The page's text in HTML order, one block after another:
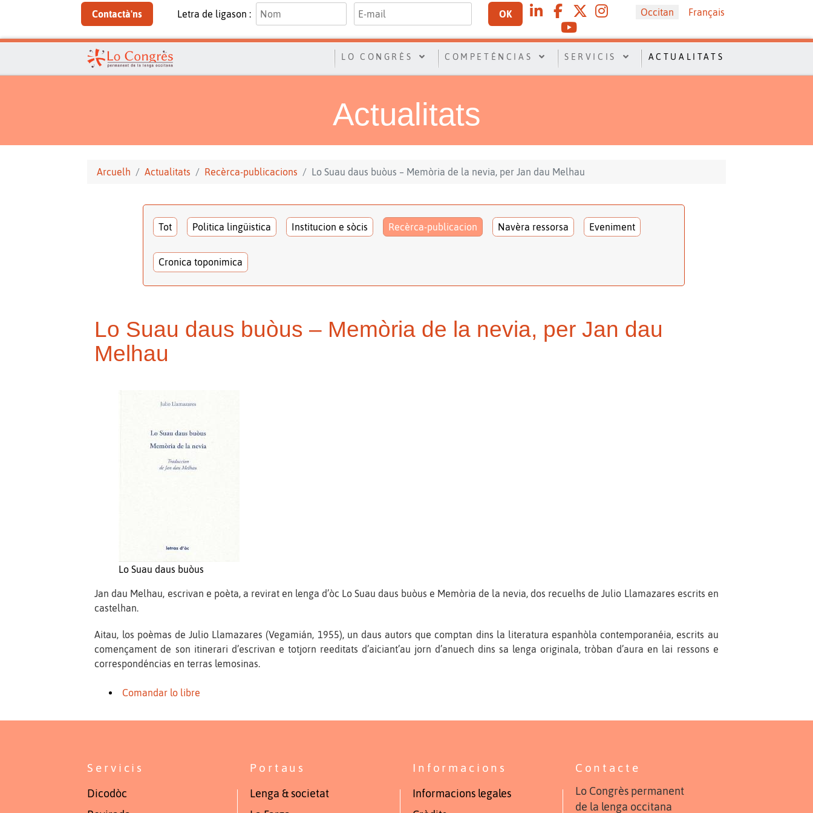
Contactà'ns Letra de ligason : OK Sélectionnez votre langue
Occitan Français
LO CONGRÈS COMPETÉNCIAS SERVICIS ACTUALITATS
Actualitats
Arcuelh Actualitats Recèrca-publicacions Lo Suau daus buòus – Memòria de la nevia, per Jan dau Melhau
Tot Politica lingüistica Institucion e sòcis Recèrca-publicacion Navèra ressorsa Eveniment
Cronica toponimica
Lo Suau daus buòus – Memòria de la nevia, per Jan dau
Melhau
Lo Suau daus buòus
Jan dau Melhau, escrivan e poèta, a revirat en lenga d’òc Lo Suau daus buòus e Memòria de la nevia, dos recuelhs de Julio Llamazares escrits en
castelhan.
Aitau, los poèmas de Julio Llamazares (Vegamián, 1955), un daus autors que comptan dins la literatura espanhòla contemporanéia, escrits au
començament de son itinerari d’escrivan e totjorn reeditats d’aiciant’au jorn d’anuech dins sa lenga originala, tròban d’aura en lai ressons e
correspondéncias en terras lemosinas.
Comandar lo libre
Servicis
Dicodòc
Portaus
Lenga & societat
Informacions
Informacions legales
Contacte
Lo Congrès permanent
de la lenga occitana